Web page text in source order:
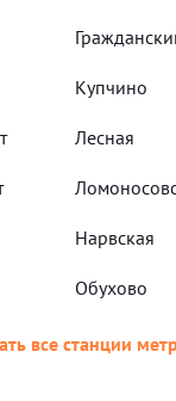
Купчино
Лесная
Нарвская
Обухово
все станции